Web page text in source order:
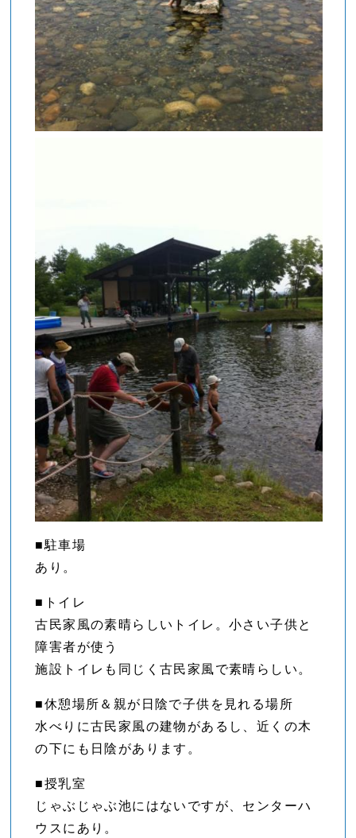
■駐車場
あり。
■トイレ
古民家風の素晴らしいトイレ。小さい子供と
障害者が使う
施設トイレも同じく古民家風で素晴らしい。
■休憩場所＆親が日陰で子供を見れる場所
水べりに古民家風の建物があるし、近くの木
の下にも日陰があります。
■授乳室
じゃぶじゃぶ池にはないですが、センターハ
ウスにあり。